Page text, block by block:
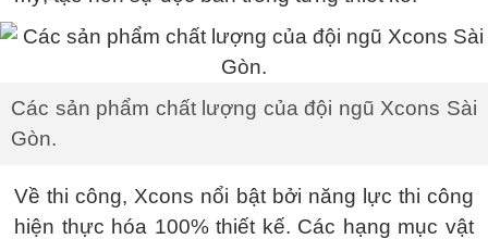
Các sản phẩm chất lượng của đội ngũ Xcons Sài
Gòn.
Về thi công, Xcons nổi bật bởi năng lực thi công
hiện thực hóa 100% thiết kế. Các hạng mục vật